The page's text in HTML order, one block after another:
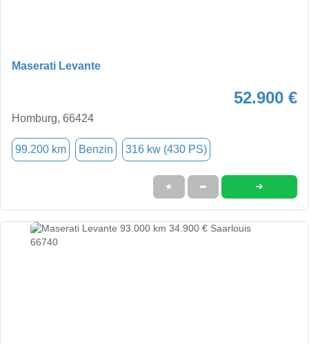
Maserati Levante
52.900 €
Homburg, 66424
99.200 km Benzin 316 kw (430 PS)
★ ➦ ➜